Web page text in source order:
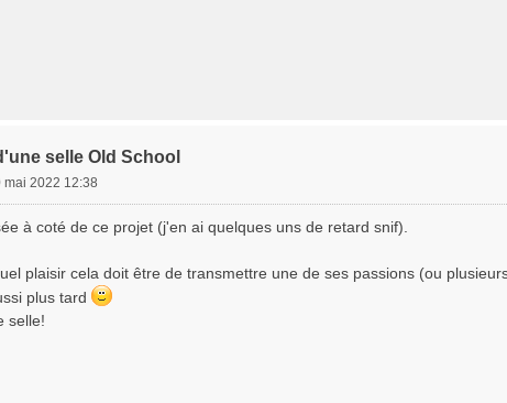
selle Old School
mai 2022 12:38
à coté de ce projet (j'en ai quelques uns de retard snif).
plaisir cela doit être de transmettre une de ses passions (ou
plus tard
selle!